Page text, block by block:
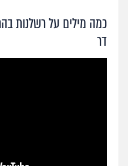
כמה מילים על רשלנות
דר